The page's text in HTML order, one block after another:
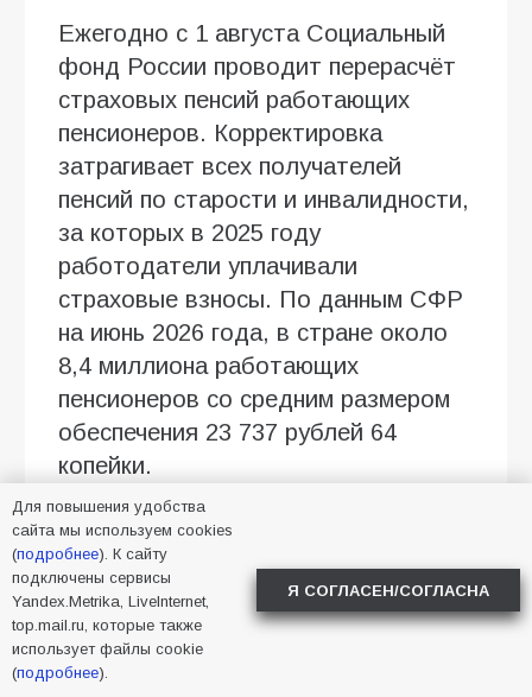
Ежегодно с 1 августа Социальный
фонд России проводит перерасчёт
страховых пенсий работающих
пенсионеров. Корректировка
затрагивает всех получателей
пенсий по старости и инвалидности,
за которых в 2025 году
работодатели уплачивали
страховые взносы. По данным СФР
на июнь 2026 года, в стране около
8,4 миллиона работающих
пенсионеров со средним размером
обеспечения 23 737 рублей 64
копейки.
Кроме работающих пенсионеров,
повышение в августе 2026 года
ожидает:
граждан, которым в июле
исполнилось 80 лет;
Для повышения удобства
сайта мы используем cookies
(подробнее). К сайту
подключены сервисы
Yandex.Metrika, LiveInternet,
top.mail.ru, которые также
использует файлы cookie
(подробнее).
Я СОГЛАСЕН/СОГЛАСНА